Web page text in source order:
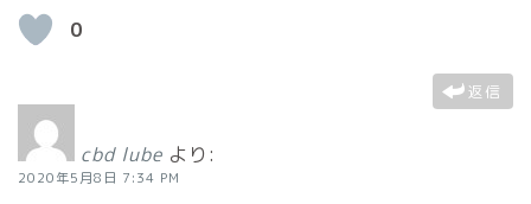
0
返信
cbd lube より:
2020年5月8日 7:34 PM